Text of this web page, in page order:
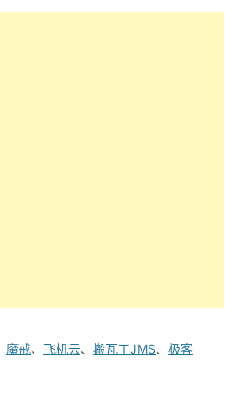
魔戒、 飞机云、 搬瓦工JMS、 极客